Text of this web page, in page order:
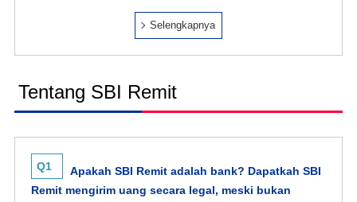
Selengkapnya
Tentang SBI Remit
Q1
Apakah SBI Remit adalah bank? Dapatkah SBI
Remit mengirim uang secara legal, meski bukan